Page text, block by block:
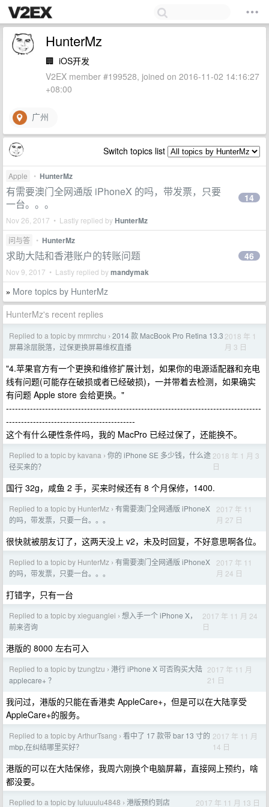
HunterMz
🏢 iOS开发
V2EX member #199528, joined on 2016-11-02 14:16:27
+08:00
广州
Switch topics list
Apple • HunterMz
有需要澳门全网通版 iPhoneX 的吗，带发票，只要
一台。。。
Nov 26, 2017 • Lastly replied byHunterMz
14
问与答 • HunterMz
求助大陆和香港账户的转账问题
Nov 9, 2017 • Lastly replied bymandymak
46
» More topics by HunterMz
HunterMz's recent replies
Replied to a topic by mrmrchu › 2014 款 MacBook Pro Retina 13.3
屏幕涂层脱落，过保更换屏幕维权直播
2018 年 1
月 3 日
"4.苹果官方有一个更换和维修扩展计划，如果你的电源适配器和充电
线有问题(可能存在破损或者已经破损)，一并带着去检测，如果确实
有问题 Apple store 会给更换。"
-------------------------------------------------------------------------------------
-------------------------------------------
这个有什么硬性条件吗，我的 MacPro 已经过保了，还能换不。
Replied to a topic by kavana › 你的 iPhone SE 多少钱，什么途
径买来的？
2018 年 1 月 3
日
国行 32g，咸鱼 2 手，买来时候还有 8 个月保修，1400.
Replied to a topic by HunterMz › 有需要澳门全网通版 iPhoneX
的吗，带发票，只要一台。。。
2017 年 11
月 27 日
很快就被朋友订了，这两天没上 v2，未及时回复，不好意思啊各位。
Replied to a topic by HunterMz › 有需要澳门全网通版 iPhoneX
的吗，带发票，只要一台。。。
2017 年 11
月 24 日
打错字，只有一台
Replied to a topic by xieguanglei › 想入手一个 iPhone X，
前来咨询
2017 年 11 月 24
日
港版的 8000 左右可入
Replied to a topic by tzungtzu › 港行 iPhone X 可否购买大陆
applecare+ ？
2017 年 11 月
21 日
我问过，港版的只能在香港卖 AppleCare+，但是可以在大陆享受
AppleCare+的服务。
Replied to a topic by ArthurTsang › 看中了 17 款带 bar 13 寸的
mbp,在纠结哪里买好？
2017 年 11 月
14 日
港版的可以在大陆保修，我周六刚换个电脑屏幕，直接网上预约，啥
都没要。
Replied to a topic by luluuulu4848 › 港版预约到店 2017 年 11 月 13 日